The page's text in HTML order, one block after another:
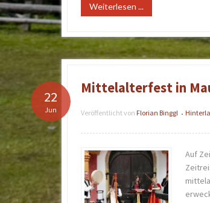
Weiterlesen ...
Mittelalterfest in
Veröffentlicht von Florian Binggl •
22
Jun
Auf